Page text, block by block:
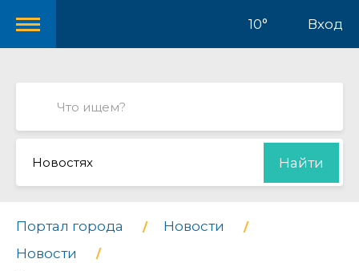
10° Вход
Новостях Найти
Портал города
Новости
Новости